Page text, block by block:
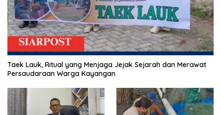
Taek Lauk, Ritual yang Menjaga Jejak Sejarah dan Merawat
Persaudaraan Warga Kayangan